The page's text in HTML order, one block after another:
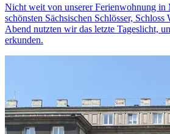
Nicht weit von unserer Ferienwohnung in
schönsten Sächsischen Schlösser, Schloss
Abend nutzten wir das letzte Tageslicht,
erkunden.